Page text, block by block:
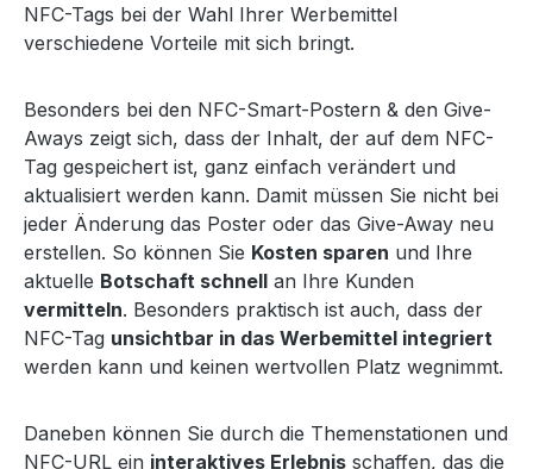
NFC-Tags bei der Wahl Ihrer Werbemittel
verschiedene Vorteile mit sich bringt.
Besonders bei den NFC-Smart-Postern & den Give-
Aways zeigt sich, dass der Inhalt, der auf dem NFC-
Tag gespeichert ist, ganz einfach verändert und
aktualisiert werden kann. Damit müssen Sie nicht bei
jeder Änderung das Poster oder das Give-Away neu
erstellen. So können Sie Kosten sparen und Ihre
aktuelle Botschaft schnell an Ihre Kunden
vermitteln. Besonders praktisch ist auch, dass der
NFC-Tag unsichtbar in das Werbemittel integriert
werden kann und keinen wertvollen Platz wegnimmt.
Daneben können Sie durch die Themenstationen und
NFC-URL ein interaktives Erlebnis schaffen, das die